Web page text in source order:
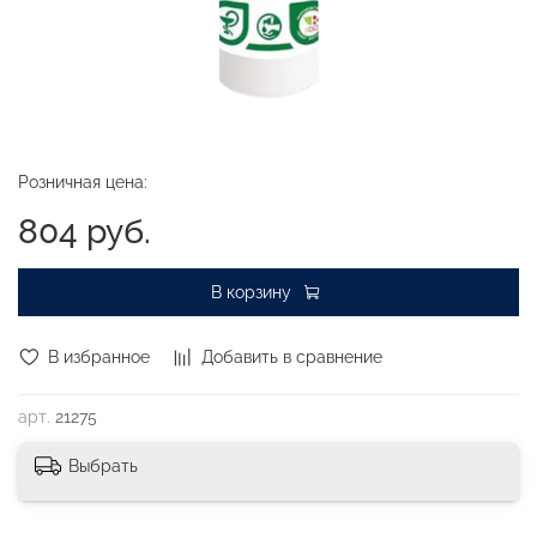
В избранное Добавить в сравнение
арт. 21275
Розничная цена:
804 руб.
В корзину
Выбрать